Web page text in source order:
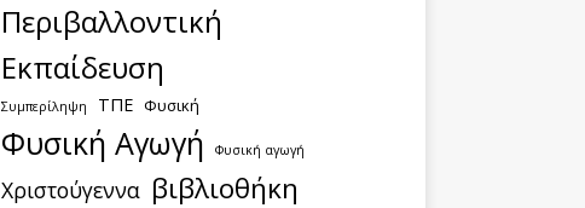
Περιβαλλοντική
Εκπαίδευση
Συμπερίληψη ΤΠΕ Φυσική
Φυσική Αγωγή Φυσική αγωγή
Χριστούγεννα βιβλιοθήκη